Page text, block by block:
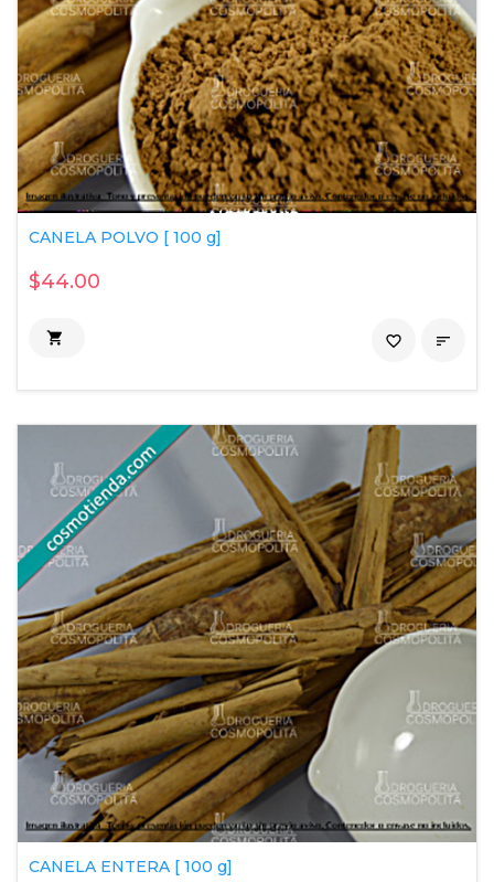
CANELA POLVO [ 100 g]
$44.00
 
favorite_border
CANELA ENTERA [ 100 g]